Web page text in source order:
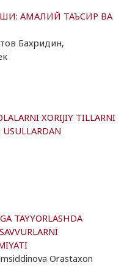
АМАЛИЙ ТАЪСИР ВА
Бахридин,
XORIJIY TILLARNI
USULLARDAN
TAYYORLASHDA
Orastaxon